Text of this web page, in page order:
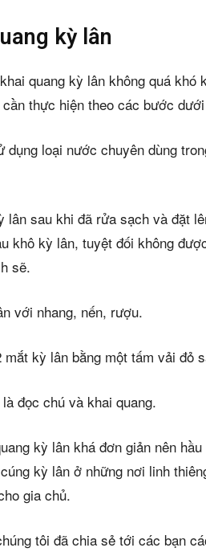
kỳ lân
quang kỳ lân không quá khó
thực hiện theo các bước
dụng loại nước chuyên dùng
lân sau khi đã rửa sạch và đặt
khô kỳ lân, tuyệt đối không
sẽ.
với nhang, nến, rượu.
mắt kỳ lân bằng một tấm vải đỏ
đọc chú và khai quang.
kỳ lân khá đơn giản nên
kỳ lân ở những nơi linh
gia chủ.
tôi đã chia sẻ tới các bạn